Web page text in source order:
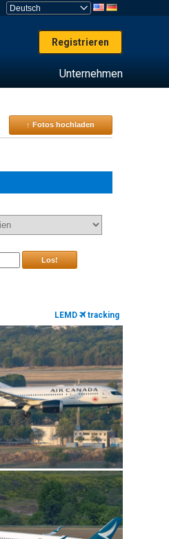
Registrieren
Unternehmen
↑ Fotos hochladen
Los!
LEMD tracking